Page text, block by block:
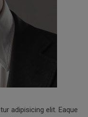
adipisicing elit. Eaque